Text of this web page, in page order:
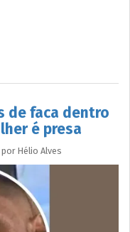
de faca dentro
é presa
porHélio Alves